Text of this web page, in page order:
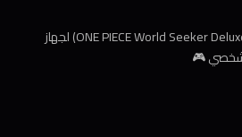
سنقوم بشراء لعبة (ONE PIECE World Seeker Deluxe Edition) لجهاز